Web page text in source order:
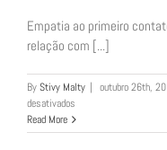
Empatia ao primeiro
relação com [...]
ByStivy Malty | outubro 26th,
desativados
Casamento
Carla
Read More